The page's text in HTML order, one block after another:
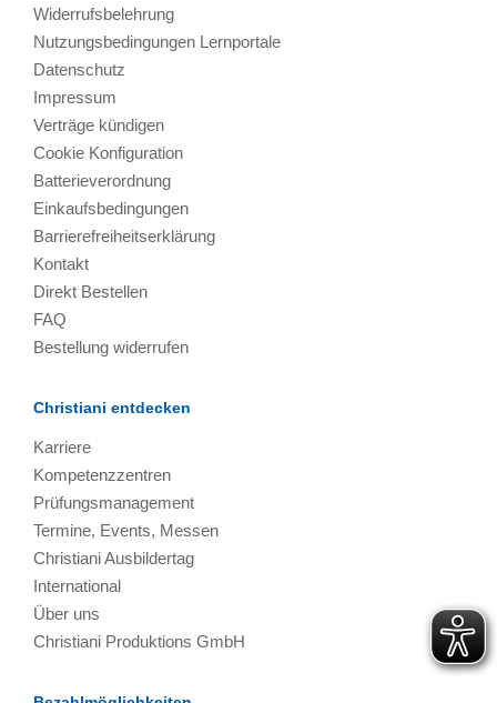
Widerrufsbelehrung
Nutzungsbedingungen Lernportale
Datenschutz
Impressum
Verträge kündigen
Cookie Konfiguration
Batterieverordnung
Einkaufsbedingungen
Barrierefreiheitserklärung
Kontakt
Direkt Bestellen
FAQ
Bestellung widerrufen
Christiani entdecken
Karriere
Kompetenzzentren
Prüfungsmanagement
Termine, Events, Messen
Christiani Ausbildertag
International
Über uns
Christiani Produktions GmbH